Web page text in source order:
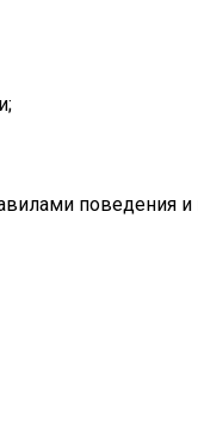
поведения